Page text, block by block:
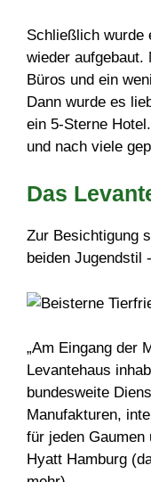
Schließlich wurde
wieder aufgebaut.
Büros und ein
Dann wurde es
ein 5-Sterne
und nach viele
Das
Zur Besichtigung
beiden Jugendstil
„Am Eingang der
Levantehaus
bundesweite
Manufakturen,
für jeden
Hyatt Hamburg